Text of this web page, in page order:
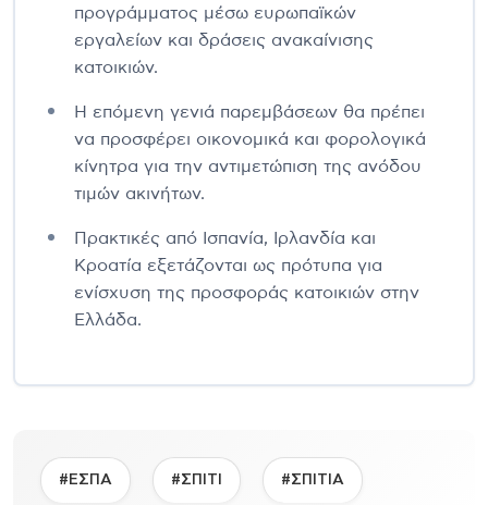
προγράμματος μέσω ευρωπαϊκών
εργαλείων και δράσεις ανακαίνισης
κατοικιών.
Η επόμενη γενιά παρεμβάσεων θα πρέπει
να προσφέρει οικονομικά και φορολογικά
κίνητρα για την αντιμετώπιση της ανόδου
τιμών ακινήτων.
Πρακτικές από Ισπανία, Ιρλανδία και
Κροατία εξετάζονται ως πρότυπα για
ενίσχυση της προσφοράς κατοικιών στην
Ελλάδα.
#ΕΣΠΑ #ΣΠΙΤΙ #ΣΠΙΤΙΑ